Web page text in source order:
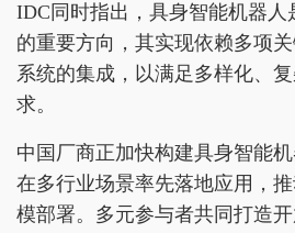
IDC同时指出，具身智能机器人
的重要方向，其实现依赖多项
系统的集成，以满足多样化、
求。
中国厂商正加快构建具身智能
在多行业场景率先落地应用，
模部署。多元参与者共同打造